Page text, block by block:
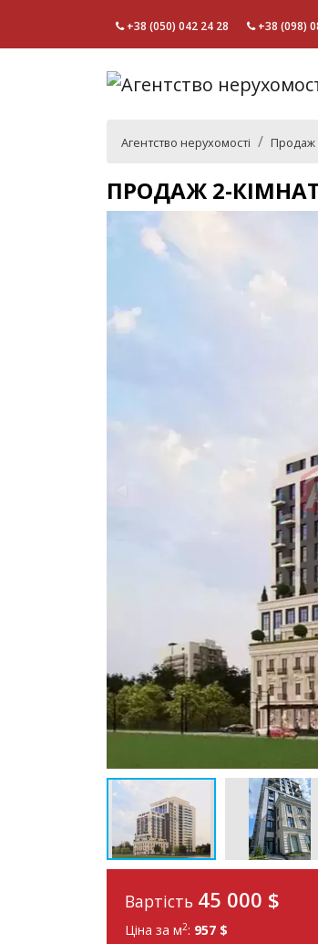
+38 (050) 042 24 28 +38 (098)
Агентство нерухомості Продаж
ПРОДАЖ 2-
Вартість 45 000 $
Ціна за м2: 957 $